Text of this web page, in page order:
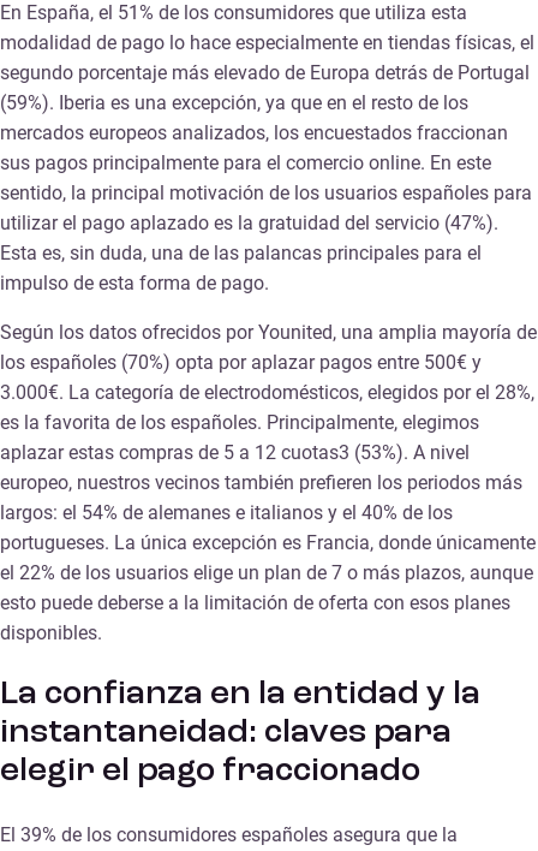
En España, el 51% de los consumidores que utiliza esta
modalidad de pago lo hace especialmente en tiendas físicas, el
segundo porcentaje más elevado de Europa detrás de Portugal
(59%). Iberia es una excepción, ya que en el resto de los
mercados europeos analizados, los encuestados fraccionan
sus pagos principalmente para el comercio online. En este
sentido, la principal motivación de los usuarios españoles para
utilizar el pago aplazado es la gratuidad del servicio (47%).
Esta es, sin duda, una de las palancas principales para el
impulso de esta forma de pago.
Según los datos ofrecidos por Younited, una amplia mayoría de
los españoles (70%) opta por aplazar pagos entre 500€ y
3.000€. La categoría de electrodomésticos, elegidos por el 28%,
es la favorita de los españoles. Principalmente, elegimos
aplazar estas compras de 5 a 12 cuotas3 (53%). A nivel
europeo, nuestros vecinos también prefieren los periodos más
largos: el 54% de alemanes e italianos y el 40% de los
portugueses. La única excepción es Francia, donde únicamente
el 22% de los usuarios elige un plan de 7 o más plazos, aunque
esto puede deberse a la limitación de oferta con esos planes
disponibles.
La confianza en la entidad y la
instantaneidad: claves para
elegir el pago fraccionado
El 39% de los consumidores españoles asegura que la